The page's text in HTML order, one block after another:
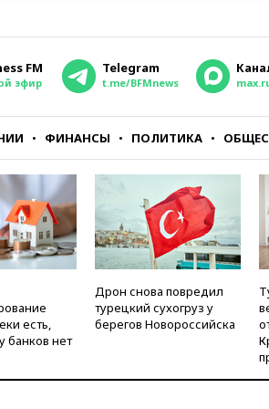
FM
эфир
Telegram
t.me/BFMnews
ФИНАНСЫ ПОЛИТИКА
есть,
банков нет
Дрон снова повредил
турецкий сухогруз у
берегов Новороссийска